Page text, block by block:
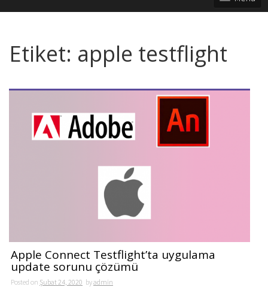
Etiket: apple testflight
Apple Connect Testflight’ta uygulama
update sorunu çözümü
Posted on Şubat 24, 2020 byadmin